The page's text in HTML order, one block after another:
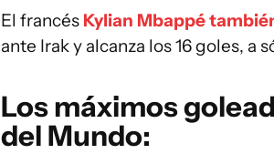
El francés Kylian Mbappé
ante Irak y alcanza los 16 goles, a
Los máximos
del Mundo: